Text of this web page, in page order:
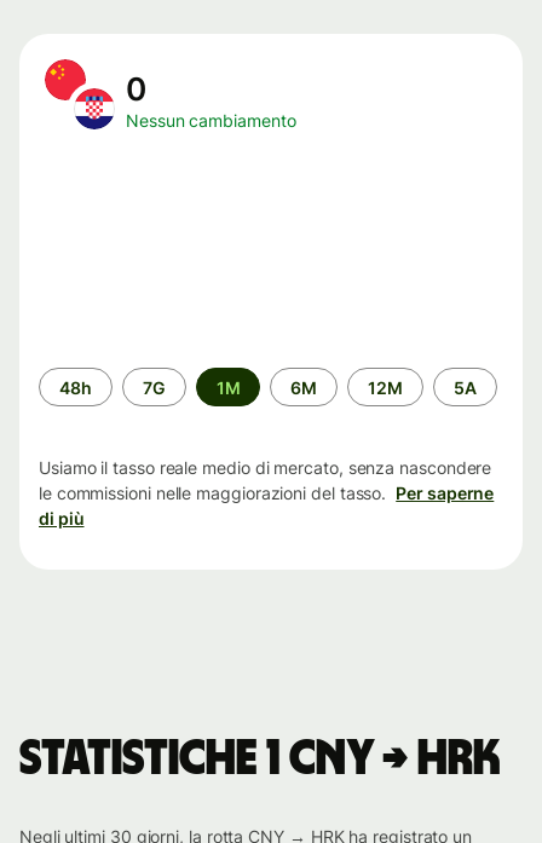
0
Nessun cambiamento
Periodo
di
48h 7G 1M 6M 12M 5A
Usiamo il tasso reale medio di mercato, senza nascondere
le commissioni nelle maggiorazioni del tasso. Per saperne
di più
Statistiche 1 CNY → HRK
Negli ultimi 30 giorni, la rotta CNY → HRK ha registrato un